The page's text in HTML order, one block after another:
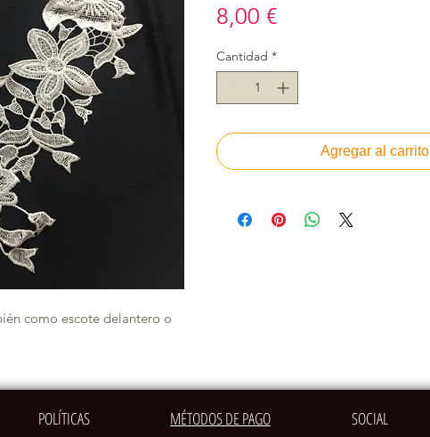
como escote delantero o
8,00 €Precio
Cantidad *
Agregar al carrito
POLÍTICAS MÉTODOS DE PAGO SOCIAL